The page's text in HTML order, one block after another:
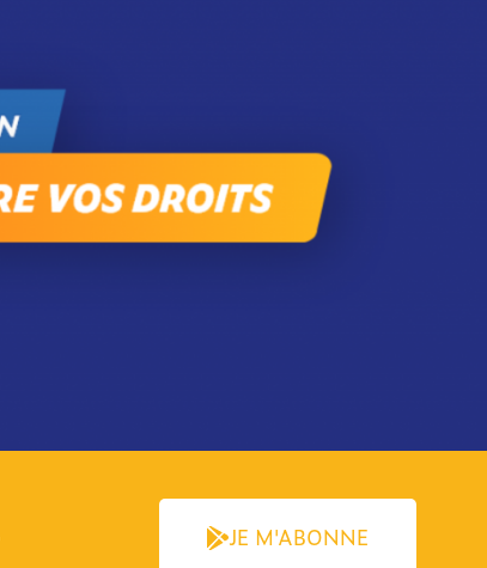
JE M'ABONNE